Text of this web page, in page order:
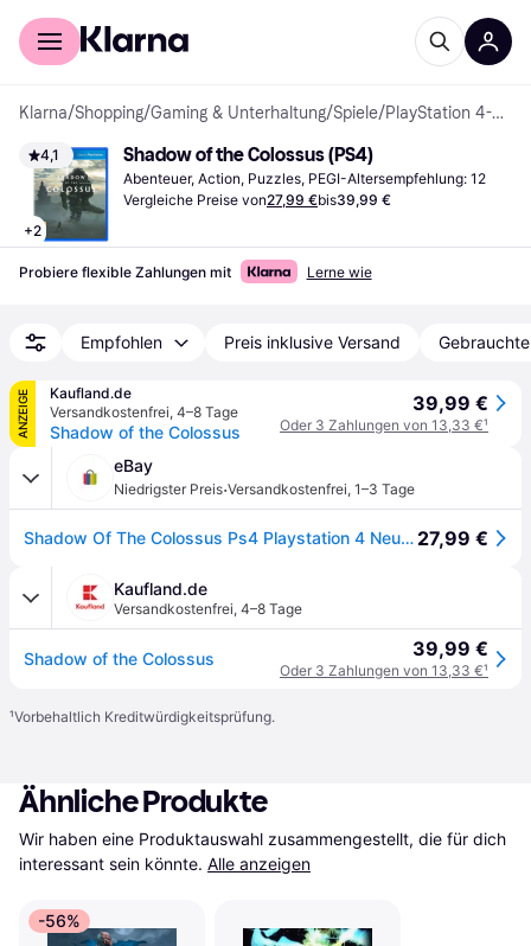
Für Shopper
Klarna/Shopping/Gaming & Unterhaltung/Spiele/ PlayStation 4-Spiele
4,1
+2
Shadow of the Colossus (PS4)
Abenteuer, Action, Puzzles, PEGI-Altersempfehlung: 12
Vergleiche Preise von27,99 €bis39,99 €
Probiere flexible Zahlungen mit Lerne wie
Empfohlen Preis inklusive Versand
ANZEIGE
Kaufland.de
Versandkostenfrei, 4–8 Tage
Shadow of the Colossus
39,99 €
Oder 3 Zahlungen von 13,33 €¹
eBay
Niedrigster Preis·Versandkostenfrei, 1–3 Tage
Shadow Of The Colossus Ps4 Playstation 4 Neu Spanisches Cover Deutscher Text 27,99 €
Kaufland.de
Versandkostenfrei, 4–8 Tage
Shadow of the Colossus 39,99 €
Oder 3 Zahlungen von 13,33 €¹
¹Vorbehaltlich Kreditwürdigkeitsprüfung.
Ähnliche Produkte
Wir haben eine Produktauswahl zusammengestellt, die für dich
interessant sein könnte. Alle anzeigen
-56%